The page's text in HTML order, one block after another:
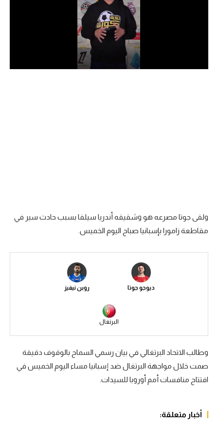
الدوري السعودي للمحترفين
سعودي في الجول
الدوري الإنجليزي
دوري أبطال أوروبا
أمم إفريقيا
كرة السلة الأمريكية
كرة سلة
ولقى جوتا مصرعه هو وشقيقه أندريا سيلفا بسبب حادث سير في
مقاطعة زامورا بإسبانيا صباح اليوم الخميس.
ديوجو جوتا روبن نيفيز
البرتغال
وطالب الاتحاد البرتغالي في بيان رسمي السماح بالوقوف دقيقة
صمت خلال مواجهة البرتغال ضد إسبانيا مساء اليوم الخميس في
افتتاح منافسات أمم أوروبا للسيدات.
أخبار متعلقة: